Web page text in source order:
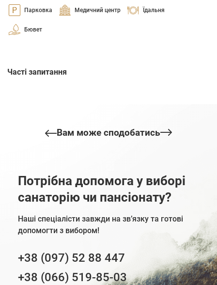
Парковка Медичний центр Їдальня
Бювет
Часті запитання
Вам може сподобатись
Потрібна допомога у виборі
санаторію чи пансіонату?
Наші спеціалісти завжди на зв’язку та готові
допомогти з вибором!
+38 (097) 52 88 447
+38 (066) 519-85-03